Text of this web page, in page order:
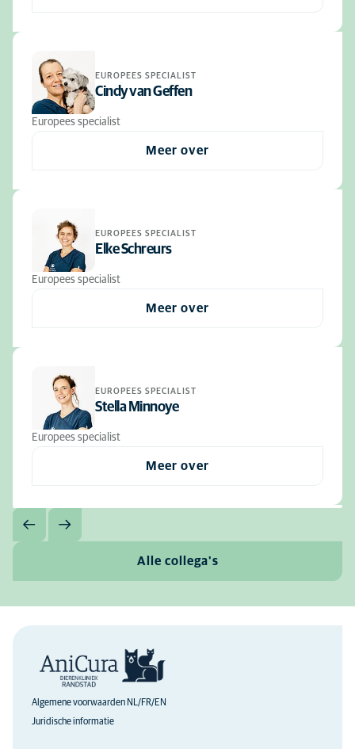
EUROPEES SPECIALIST
Cindy van Geffen
Europees specialist
Meer over
EUROPEES SPECIALIST
Elke Schreurs
Europees specialist
Meer over
EUROPEES SPECIALIST
Stella Minnoye
Europees specialist
Meer over
Alle collega's
Algemene voorwaarden NL/FR/EN
Juridische informatie